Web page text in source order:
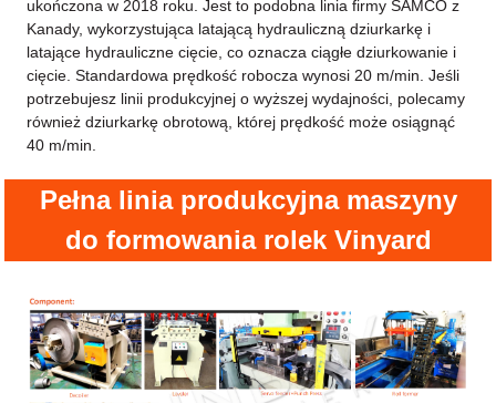
ukończona w 2018 roku. Jest to podobna linia firmy SAMCO z
Kanady, wykorzystująca latającą hydrauliczną dziurkarkę i
latające hydrauliczne cięcie, co oznacza ciągłe dziurkowanie i
cięcie. Standardowa prędkość robocza wynosi 20 m/min. Jeśli
potrzebujesz linii produkcyjnej o wyższej wydajności, polecamy
również dziurkarkę obrotową, której prędkość może osiągnąć
40 m/min.
Pełna linia produkcyjna maszyny
do formowania rolek Vinyard